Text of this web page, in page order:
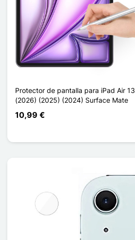
Protector de pantalla para iPad Air 13
(2026) (2025) (2024) Surface Mate
10,99 €